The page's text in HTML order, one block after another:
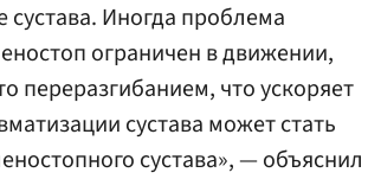
сустава. Иногда проблема
ограничен в движении,
переразгибанием, что ускоряет
сустава может стать
сустава», — объяснил